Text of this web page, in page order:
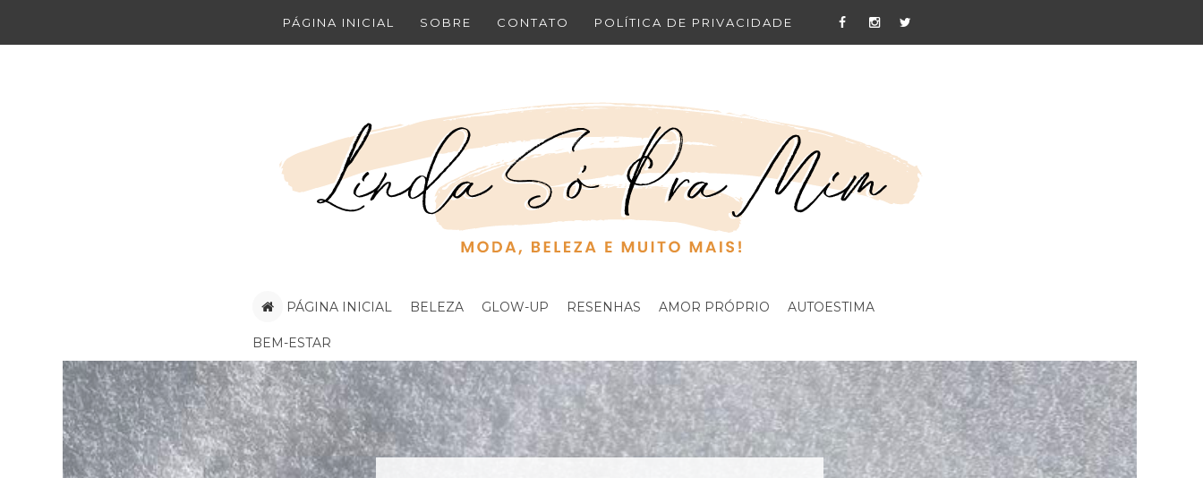
PÁGINA INICIAL SOBRE CONTATO POLÍTICA DE PRIVACIDADE
PÁGINA INICIAL BELEZA GLOW-UP RESENHAS AMOR PRÓPRIO AUTOESTIMA
BEM-ESTAR